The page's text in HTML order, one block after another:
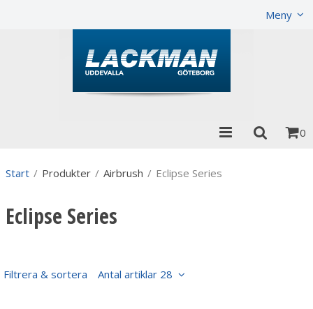
Meny
0
Start / Produkter / Airbrush / Eclipse Series
Eclipse Series
Filtrera & sortera Antal artiklar 28